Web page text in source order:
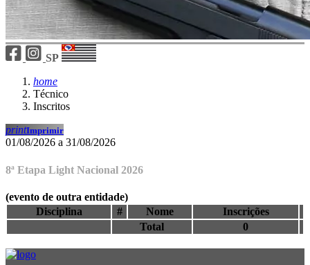
SP
home
Técnico
Inscritos
printImprimir
01/08/2026 a 31/08/2026
8ª Etapa Light Nacional 2026
(evento de outra entidade)
Disciplina
# Nome
Inscrições
Total
0